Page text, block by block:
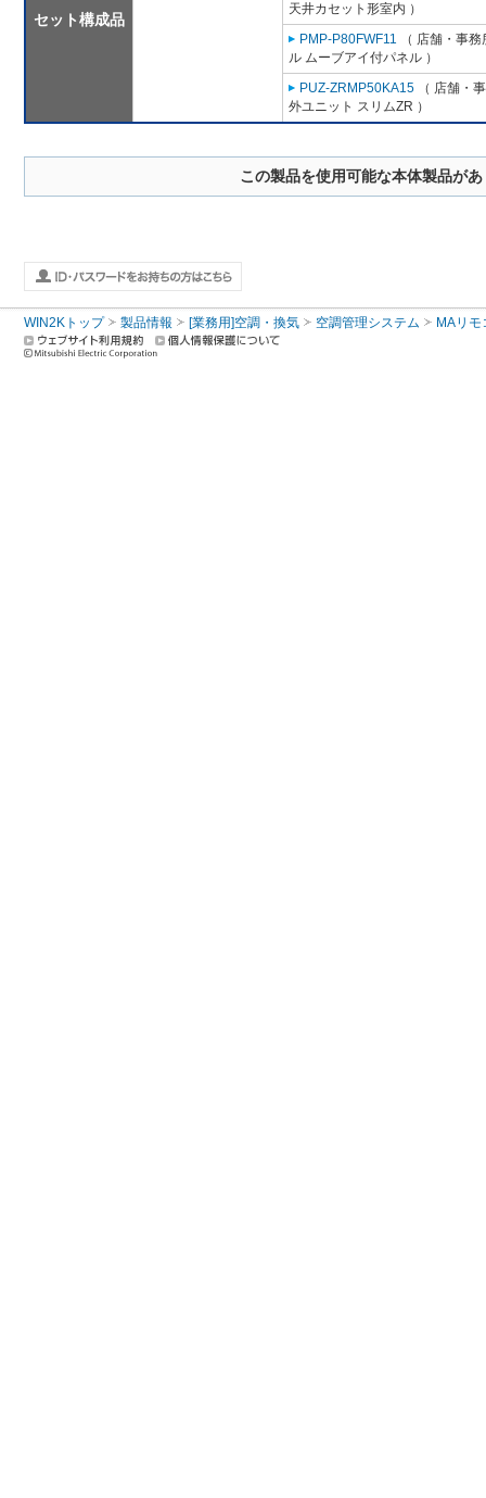
セット構成品
天井カセット形室内 ）
PMP-P80FWF11 （ 店舗・事
ル ムーブアイ付パネル ）
PUZ-ZRMP50KA15 （ 店舗・
外ユニット スリムZR ）
この製品を使用可能な本体製品が
WIN2Kトップ 製品情報 [業務用]空調・換気 空調管理システム MAリモ